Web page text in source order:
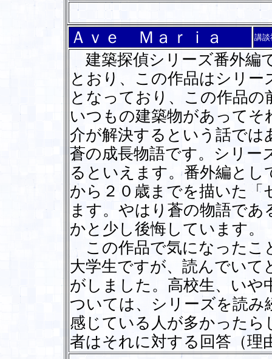
Ａｖｅ Ｍａｒｉａ 講談
建築探偵シリーズ番外編
とおり、この作品はシリ
となっており、この作品
いつもの建築物があって
介が解決するという話で
蒼の成長物語です。シリー
るといえます。番外編とし
から２０歳までを描いた
ます。やはり蒼の物語で
かと少し後悔しています。
この作品で気になったこ
大学生ですが、読んでいて
がしました。高校生、いや
ついては、シリーズを読
感じている人が多かった
者はそれに対する回答（理